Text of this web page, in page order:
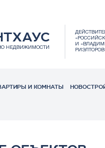
НЕДВИЖИМОСТИ
И
И КОМНАТЫ